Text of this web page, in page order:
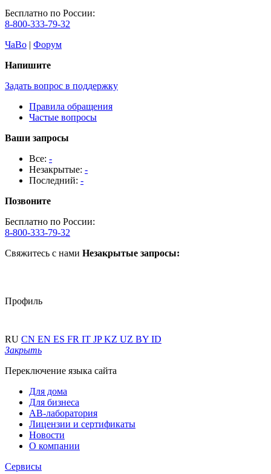
Бесплатно по России:
8-800-333-79-32
ЧаВо | Форум
Напишите
Задать вопрос в поддержку
Правила обращения
Частые вопросы
Ваши запросы
Все: -
Незакрытые: -
Последний: -
Позвоните
Бесплатно по России:
8-800-333-79-32
Свяжитесь с нами Незакрытые запросы:
Профиль
RU CN EN ES FR IT JPKZ UZ BY ID
Закрыть
Переключение языка сайта
Для дома
Для бизнеса
АВ-лаборатория
Лицензии и сертификаты
Новости
О компании
Сервисы